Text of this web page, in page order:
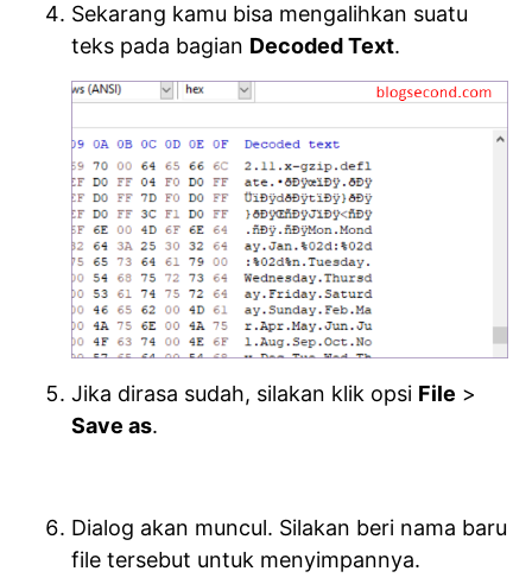
Sekarang kamu bisa mengalihkan suatu
teks pada bagian Decoded Text.
Jika dirasa sudah, silakan klik opsi File >
Save as.
Dialog akan muncul. Silakan beri nama baru
file tersebut untuk menyimpannya.